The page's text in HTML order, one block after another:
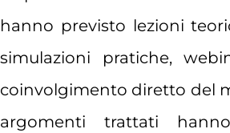
hanno previsto lezioni
simulazioni pratiche,
coinvolgimento diretto del
argomenti trattati